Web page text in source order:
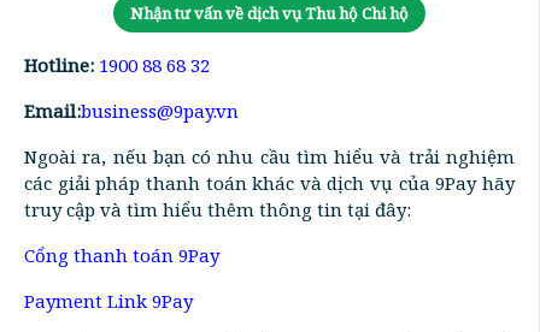
Nhận tư vấn về dịch vụ Thu hộ Chi hộ
Hotline: 1900 88 68 32
Email:business@9pay.vn
Ngoài ra, nếu bạn có nhu cầu tìm hiểu và trải nghiệm
các giải pháp thanh toán khác và dịch vụ của 9Pay hãy
truy cập và tìm hiểu thêm thông tin tại đây:
Cổng thanh toán 9Pay
Payment Link 9Pay